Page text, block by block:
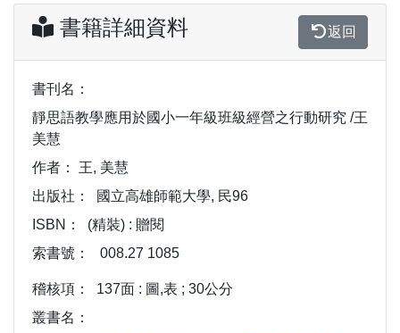
書籍詳細資料 返回
書刊名：
靜思語教學應用於國小一年級班級經營之行動研究 /王
美慧
作者：
王, 美慧
出版社：
國立高雄師範大學, 民96
ISBN：
(精裝) : 贈閱
索書號：
008.27 1085
稽核項：
137面 : 圖,表 ; 30公分
叢書名：